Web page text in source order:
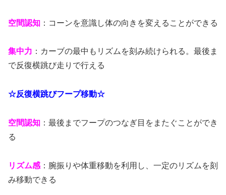
空間認知 ：コーンを意識し体の向きを変えることができる
集中力 ：カーブの最中もリズムを刻み続けられる。最後ま
で反復横跳び走りで行える
☆反復横跳びフープ移動☆
空間認知 ：最後までフープのつなぎ目をまたぐことができ
る
リズム感 ：腕振りや体重移動を利用し、一定のリズムを刻
み移動できる